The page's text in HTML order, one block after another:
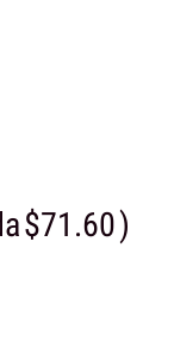
$71.60)